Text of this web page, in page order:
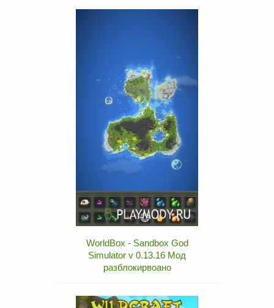
WorldBox - Sandbox God
Simulator v 0.13.16 Мод
разблокирвоано